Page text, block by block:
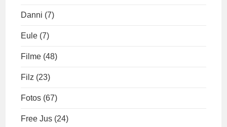
Danni (7)
Eule (7)
Filme (48)
Filz (23)
Fotos (67)
Free Jus (24)